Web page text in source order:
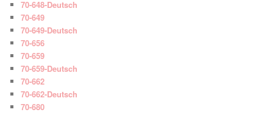
70-648-Deutsch
70-649
70-649-Deutsch
70-656
70-659
70-659-Deutsch
70-662
70-662-Deutsch
70-680